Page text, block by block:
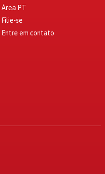
Área PT
Filie-se
Entre em contato